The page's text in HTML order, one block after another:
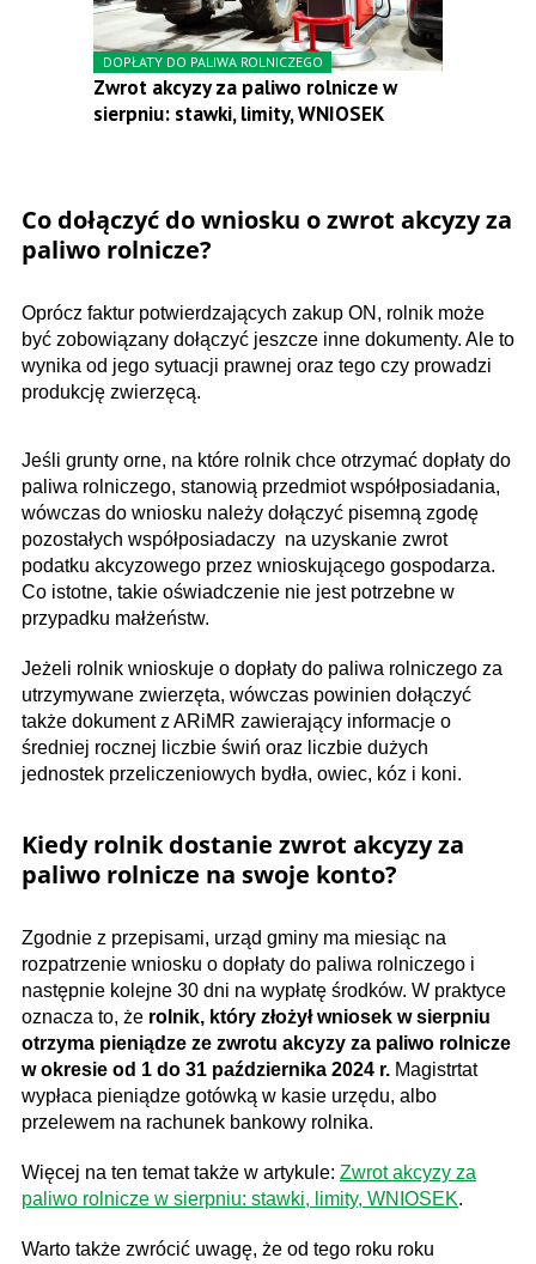
DOPŁATY DO PALIWA ROLNICZEGO
Zwrot akcyzy za paliwo rolnicze w
sierpniu: stawki, limity, WNIOSEK
Co dołączyć do wniosku o zwrot akcyzy za
paliwo rolnicze?
Oprócz faktur potwierdzających zakup ON, rolnik może
być zobowiązany dołączyć jeszcze inne dokumenty. Ale to
wynika od jego sytuacji prawnej oraz tego czy prowadzi
produkcję zwierzęcą.
Jeśli grunty orne, na które rolnik chce otrzymać dopłaty do
paliwa rolniczego, stanowią przedmiot współposiadania,
wówczas do wniosku należy dołączyć pisemną zgodę
pozostałych współposiadaczy na uzyskanie zwrot
podatku akcyzowego przez wnioskującego gospodarza.
Co istotne, takie oświadczenie nie jest potrzebne w
przypadku małżeństw.
Jeżeli rolnik wnioskuje o dopłaty do paliwa rolniczego za
utrzymywane zwierzęta, wówczas powinien dołączyć
także dokument z ARiMR zawierający informacje o
średniej rocznej liczbie świń oraz liczbie dużych
jednostek przeliczeniowych bydła, owiec, kóz i koni.
Kiedy rolnik dostanie zwrot akcyzy za
paliwo rolnicze na swoje konto?
Zgodnie z przepisami, urząd gminy ma miesiąc na
rozpatrzenie wniosku o dopłaty do paliwa rolniczego i
następnie kolejne 30 dni na wypłatę środków. W praktyce
oznacza to, że rolnik, który złożył wniosek w sierpniu
otrzyma pieniądze ze zwrotu akcyzy za paliwo rolnicze
w okresie od 1 do 31 października 2024 r. Magistrtat
wypłaca pieniądze gotówką w kasie urzędu, albo
przelewem na rachunek bankowy rolnika.
Więcej na ten temat także w artykule: Zwrot akcyzy za
paliwo rolnicze w sierpniu: stawki, limity, WNIOSEK.
Warto także zwrócić uwagę, że od tego roku roku